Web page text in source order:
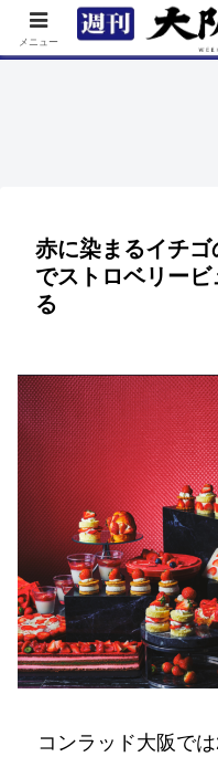
TOP 特集 ニュー
赤に染まるイチ
でストロベリー
る
コンラッド大阪では
メニュー